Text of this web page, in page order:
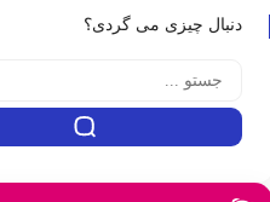
دنبال چیزی می گردی؟